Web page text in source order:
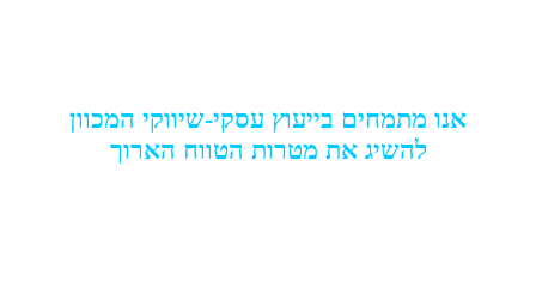
אנו מתמחים בייעוץ עסקי-שיווקי המכוון
להשיג את מטרות הטווח הארוך